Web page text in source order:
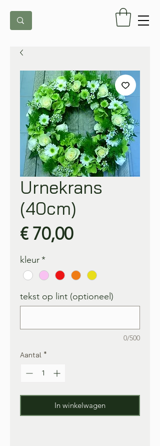
Urnekrans
(40cm)
€ 70,00Prijs
kleur*
tekst op lint (optioneel)
0/500
Aantal *
In winkelwagen